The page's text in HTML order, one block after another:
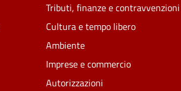
Tributi, finanze e contravvenzioni
Cultura e tempo libero
Ambiente
Imprese e commercio
Autorizzazioni